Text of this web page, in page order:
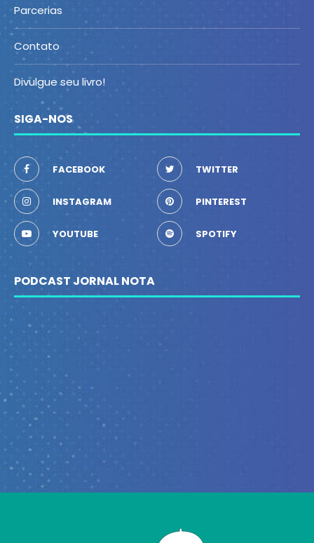
Parcerias
Contato
Divulgue seu livro!
SIGA-NOS
FACEBOOK TWITTER
INSTAGRAM PINTEREST
YOUTUBE SPOTIFY
PODCAST JORNAL NOTA